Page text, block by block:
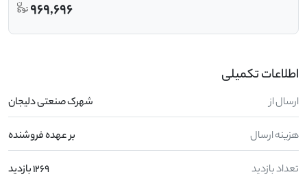
969,696
اطلاعات تکمیلی
ارسال از شهرک صنعتی دلیجان
هزینه ارسال بر عهده فروشنده
تعداد بازدید 1269 بازدید